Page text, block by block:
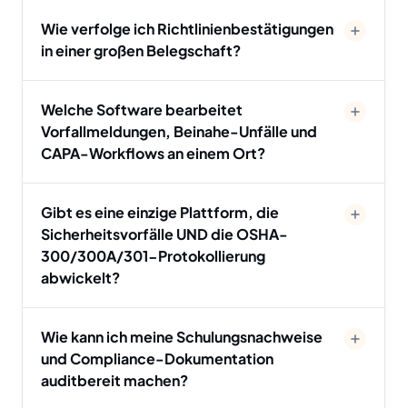
Wie verfolge ich Richtlinienbestätigungen
in einer großen Belegschaft?
Welche Software bearbeitet
Vorfallmeldungen, Beinahe-Unfälle und
CAPA-Workflows an einem Ort?
Gibt es eine einzige Plattform, die
Sicherheitsvorfälle UND die OSHA-
300/300A/301-Protokollierung
abwickelt?
Wie kann ich meine Schulungsnachweise
und Compliance-Dokumentation
auditbereit machen?